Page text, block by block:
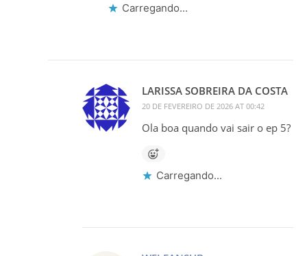
Carregando...
LARISSA SOBREIRA DA COSTA
20 DE FEVEREIRO DE 2026 AT 00:42
Ola boa quando vai sair o ep 5?
Carregando...